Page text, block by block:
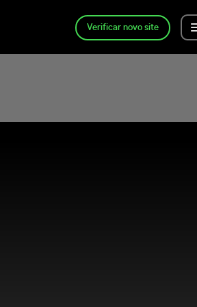
Verificar novo site